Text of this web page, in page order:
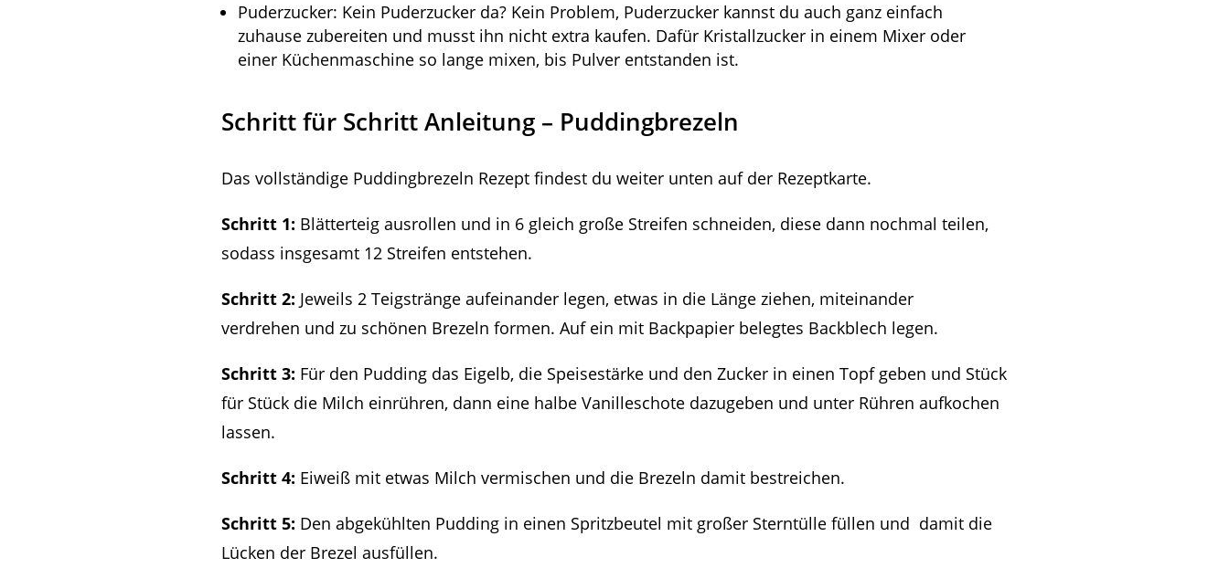
Puderzucker: Kein Puderzucker da? Kein Problem, Puderzucker kannst du auch ganz einfach
zuhause zubereiten und musst ihn nicht extra kaufen. Dafür Kristallzucker in einem Mixer oder
einer Küchenmaschine so lange mixen, bis Pulver entstanden ist.
Schritt für Schritt Anleitung – Puddingbrezeln
Das vollständige Puddingbrezeln Rezept findest du weiter unten auf der Rezeptkarte.
Schritt 1: Blätterteig ausrollen und in 6 gleich große Streifen schneiden, diese dann nochmal teilen,
sodass insgesamt 12 Streifen entstehen.
Schritt 2: Jeweils 2 Teigstränge aufeinander legen, etwas in die Länge ziehen, miteinander
verdrehen und zu schönen Brezeln formen. Auf ein mit Backpapier belegtes Backblech legen.
Schritt 3: Für den Pudding das Eigelb, die Speisestärke und den Zucker in einen Topf geben und Stück
für Stück die Milch einrühren, dann eine halbe Vanilleschote dazugeben und unter Rühren aufkochen
lassen.
Schritt 4: Eiweiß mit etwas Milch vermischen und die Brezeln damit bestreichen.
Schritt 5: Den abgekühlten Pudding in einen Spritzbeutel mit großer Sterntülle füllen und damit die
Lücken der Brezel ausfüllen.